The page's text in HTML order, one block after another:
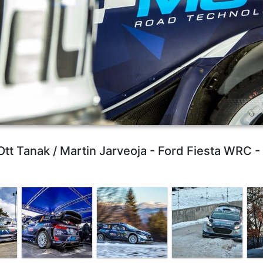
Tanak / Martin Jarveoja - Ford Fiesta WRC -